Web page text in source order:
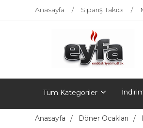
Anasayfa Sipariş Takibi
Tüm Kategoriler
Anasayfa Döner Ocakları